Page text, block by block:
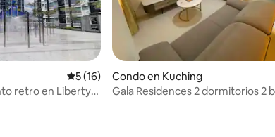
Calificación promedio: 5 de 5, 16 reseñas
5 (16)
retro en Liberty
Condo en Kuching
Gala Residences 2 dormitorios 2